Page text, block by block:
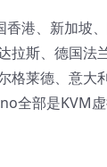
港、新加坡
斯、德国法
莱德、意大
全部是KVM